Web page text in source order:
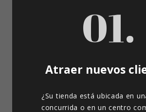
01.
Atraer nuevos
¿Su tienda está ubicada en
concurrida o en un centro